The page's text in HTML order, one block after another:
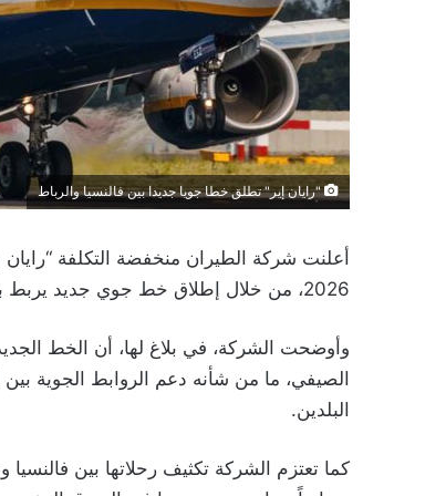
"رايان إير" تطلق خطا جويا جديدا بين فالنسيا والرباط
أعلنت شركة الطيران منخفضة التكلفة
2026، من خلال إطلاق خط جوي جديد يربط بين فالنسيا والرباط، إلى جانب زيادة عدد الرحلات نحو مدينة طنجة.
وأوضحت الشركة، في بلاغ لها، أن الخط
الصيفي، ما من شأنه دعم الروابط الجوية بين
البلدين.
كما تعتزم الشركة تكثيف رحلاتها بين